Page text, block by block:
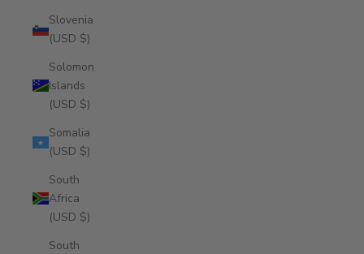
Slovenia
(USD $)
Solomon
Islands
(USD $)
Somalia
(USD $)
South
Africa
(USD $)
South